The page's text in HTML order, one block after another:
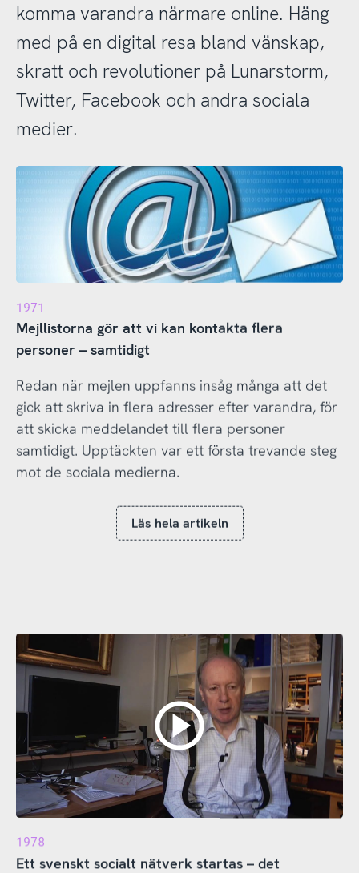
komma varandra närmare online. Häng
med på en digital resa bland vänskap,
skratt och revolutioner på Lunarstorm,
Twitter, Facebook och andra sociala
medier.
1971
Mejllistorna gör att vi kan kontakta flera
personer – samtidigt
Redan när mejlen uppfanns insåg många att det
gick att skriva in flera adresser efter varandra, för
att skicka meddelandet till flera personer
samtidigt. Upptäckten var ett första trevande steg
mot de sociala medierna.
Läs hela artikeln
1978
Ett svenskt socialt nätverk startas – det